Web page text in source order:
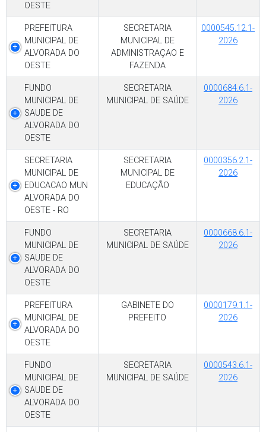
OESTE
PREFEITURA
MUNICIPAL DE
ALVORADA DO
OESTE
SECRETARIA
MUNICIPAL DE
ADMINISTRAÇAO E
FAZENDA
0000545.12.1-
2026
FUNDO
MUNICIPAL DE
SAUDE DE
ALVORADA DO
OESTE
SECRETARIA
MUNICIPAL DE SAÚDE
0000684.6.1-
2026
SECRETARIA
MUNICIPAL DE
EDUCACAO MUN
ALVORADA DO
OESTE - RO
SECRETARIA
MUNICIPAL DE
EDUCAÇÃO
0000356.2.1-
2026
FUNDO
MUNICIPAL DE
SAUDE DE
ALVORADA DO
OESTE
SECRETARIA
MUNICIPAL DE SAÚDE
0000668.6.1-
2026
PREFEITURA
MUNICIPAL DE
ALVORADA DO
OESTE
GABINETE DO
PREFEITO
0000179.1.1-
2026
FUNDO
MUNICIPAL DE
SAUDE DE
ALVORADA DO
OESTE
SECRETARIA
MUNICIPAL DE SAÚDE
0000543.6.1-
2026